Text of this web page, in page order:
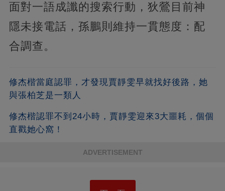
面對一語成讖的搜索行動，狄鶯目前神
隱未接電話，孫鵬則維持一貫態度：配
合調查。
修杰楷當庭認罪，才發現賈靜雯早就找好後路，她
與張柏芝是一類人
修杰楷認罪不到24小時，賈靜雯迎來3大噩耗，個個
直戳她心窩！
ADVERTISEMENT